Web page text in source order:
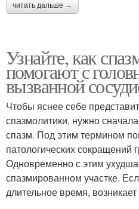
читать дальше →
Узнайте, как
помогают с
вызванной
Чтобы яснее себе
спазмолитики, нужно
спазм. Под этим термином
патологических
Одновременно с этим
спазмированном участке.
длительное время,